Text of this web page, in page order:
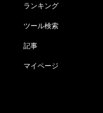
ランキング
ツール検索
記事
マイページ